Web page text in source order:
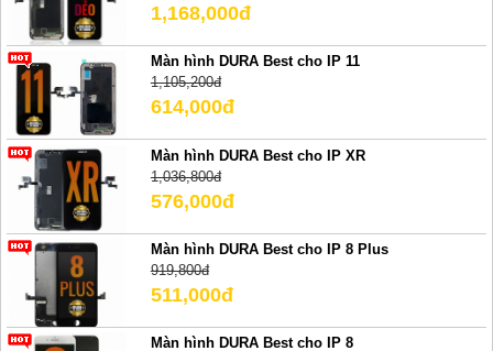
1,168,000đ
Màn hình DURA Best cho IP 11
1,105,200đ
614,000đ
Màn hình DURA Best cho IP XR
1,036,800đ
576,000đ
Màn hình DURA Best cho IP 8 Plus
919,800đ
511,000đ
Màn hình DURA Best cho IP 8